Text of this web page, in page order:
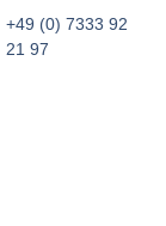
+49 (0) 7333 92
21 97